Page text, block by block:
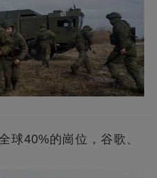
球40%的崗位，谷歌、